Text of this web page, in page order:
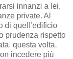
innanzi a lei,
private. Al
di quell’edificio
prudenza rispetto
questa volta,
incedere più